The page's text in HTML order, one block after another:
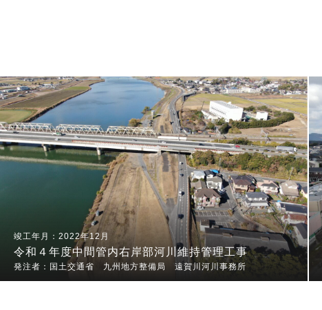
2022年12月
令和４年度中間管内右岸部河川維持管理工事
国土交通省 九州地方整備局 遠賀川河川事務所